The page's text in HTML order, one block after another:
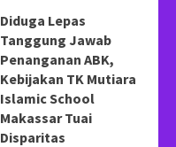
Diduga Lepas
Tanggung Jawab
Penanganan ABK,
Kebijakan TK Mutiara
Islamic School
Makassar Tuai
Disparitas